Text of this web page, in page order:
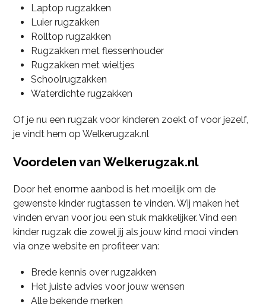
Laptop rugzakken
Luier rugzakken
Rolltop rugzakken
Rugzakken met flessenhouder
Rugzakken met wieltjes
Schoolrugzakken
Waterdichte rugzakken
Of je nu een rugzak voor kinderen zoekt of voor jezelf,
je vindt hem op Welkerugzak.nl
Voordelen van Welkerugzak.nl
Door het enorme aanbod is het moeilijk om de
gewenste kinder rugtassen te vinden. Wij maken het
vinden ervan voor jou een stuk makkelijker. Vind een
kinder rugzak die zowel jij als jouw kind mooi vinden
via onze website en profiteer van:
Brede kennis over rugzakken
Het juiste advies voor jouw wensen
Alle bekende merken